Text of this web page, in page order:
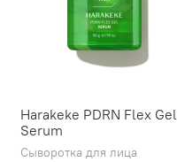
Harakeke PDRN Flex Gel
Serum
Сыворотка для лица